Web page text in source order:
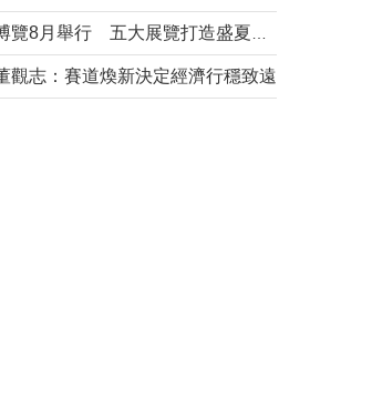
觀志：賽道煥新決定經濟行穩致遠